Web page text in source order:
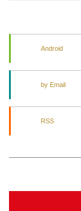
Android
by Email
RSS